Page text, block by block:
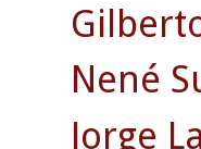
Nené
Jorge